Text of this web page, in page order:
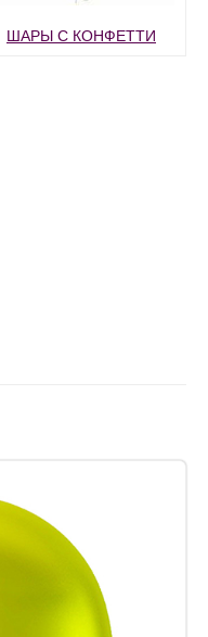
ШАРЫ С КОНФЕТТИ